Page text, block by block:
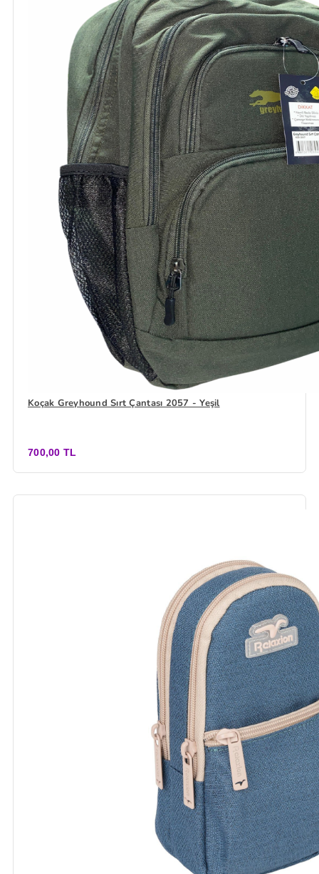
Koçak Greyhound Sırt Çantası 2057 - Yeşil
700,00 TL